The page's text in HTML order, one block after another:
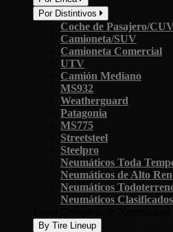
Por Distintivos
Coche de Pasajero/
Camioneta/SUV
Camioneta Comercial
UTV
Camión Mediano
MS932
Weatherguard
Patagonia
MS775
Streetsteel
Steelpro
Neumáticos Toda
Neumáticos de Alto
Neumáticos
Neumáticos
By Tire Lineup